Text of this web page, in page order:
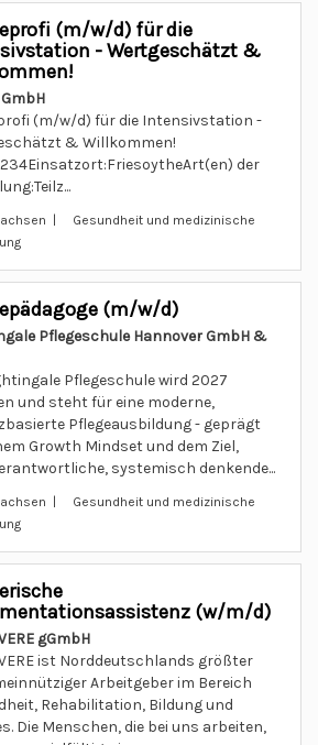
(m/w/d) für die
- Wertgeschätzt &
(m/w/d) für die Intensivstation -
& Willkommen!
der
| Gesundheit und medizinische
(m/w/d)
Pflegeschule Hannover GmbH &
Pflegeschule wird 2027
und steht für eine moderne,
Pflegeausbildung - geprägt
Growth Mindset und dem Ziel,
systemisch denkende...
| Gesundheit und medizinische
(w/m/d)
gGmbH
ist Norddeutschlands größter
Arbeitgeber im Bereich
Rehabilitation, Bildung und
Die Menschen, die bei uns arbeiten,